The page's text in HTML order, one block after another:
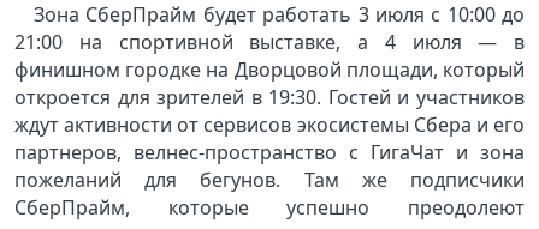
Зона СберПрайм будет работать 3 июля с 10:00 до
21:00 на спортивной выставке, а 4 июля — в
финишном городке на Дворцовой площади, который
откроется для зрителей в 19:30. Гостей и участников
ждут активности от сервисов экосистемы Сбера и его
партнеров, велнес-пространство с ГигаЧат и зона
пожеланий для бегунов. Там же подписчики
СберПрайм, которые успешно преодолеют